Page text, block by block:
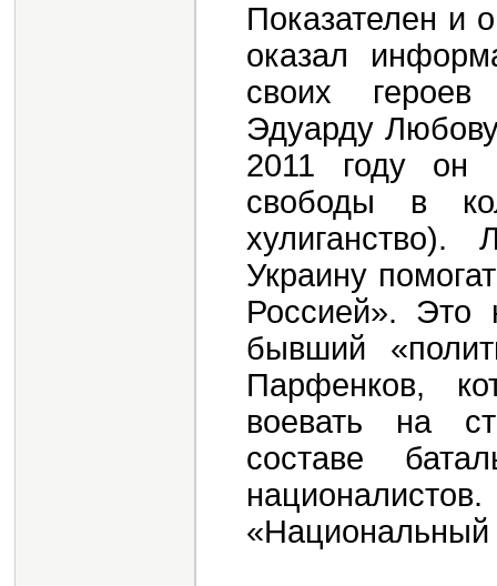
Показателен и
оказал
своих
Эдуарду
2011 году он
свободы в
Украину
Россией». Это
бывший
Парфенков,
воевать на
составе
националистов.
«Национальный